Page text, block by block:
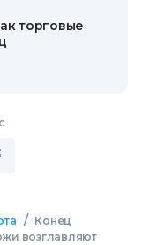
торговые
/ Конец
возглавляют